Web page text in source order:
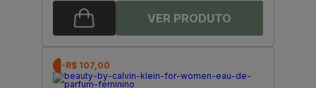
-R$ 107,00